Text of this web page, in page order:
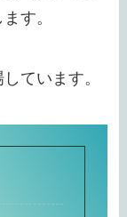
す。
ています。